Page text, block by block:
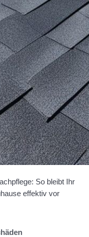
So bleibt Ihr
effektiv vor